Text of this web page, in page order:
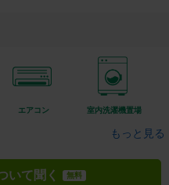
エアコン 室内洗濯機置場
もっと見る
いて聞く 無料